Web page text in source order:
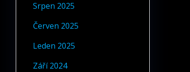
Srpen 2025
Červen 2025
Leden 2025
Září 2024